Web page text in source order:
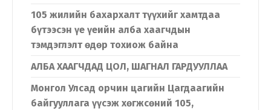
105 жилийн бахархалт түүхийг хамтдаа
бүтээсэн үе үеийн алба хаагчдын
тэмдэглэлт өдөр тохиож байна
АЛБА ХААГЧДАД ЦОЛ, ШАГНАЛ ГАРДУУЛЛАА
Монгол Улсад орчин цагийн Цагдаагийн
байгууллага үүсэж хөгжсөний 105,